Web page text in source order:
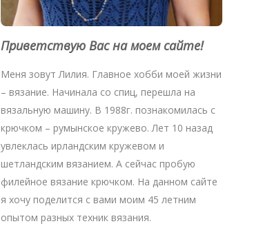
Приветствую Вас на моем сайте!
Меня зовут Лилия. Главное хобби моей жизни
– вязание. Начинала со спиц, перешла на
вязальную машину. В 1988г. познакомилась с
крючком – румынское кружево. Лет 10 назад
увлеклась ирландским кружевом и
шетландским вязанием. А сейчас пробую
филейное вязание крючком. На данном сайте
я хочу поделится с вами моим 45 летним
опытом разных техник вязания.